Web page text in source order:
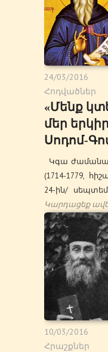
24/03/2016
Հոդվածներ
«Մենք
մեր
Սոդոմ-
Կգա
(1714-1779,
24-ին/
Կարդացեք
10/03/2016
Հրաշքներ